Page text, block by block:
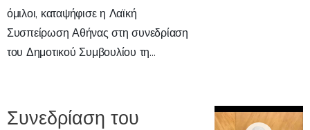
όμιλοι, καταψήφισε η Λαϊκή
Συσπείρωση Αθήνας στη συνεδρίαση
του Δημοτικού Συμβουλίου τη...
Συνεδρίαση του